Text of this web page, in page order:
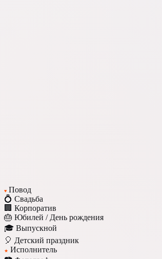
♥ Повод
💍 Свадьба
🏢 Корпоратив
🎂 Юбилей / День рождения
🎓 Выпускной
🎈 Детский праздник
★ Исполнитель